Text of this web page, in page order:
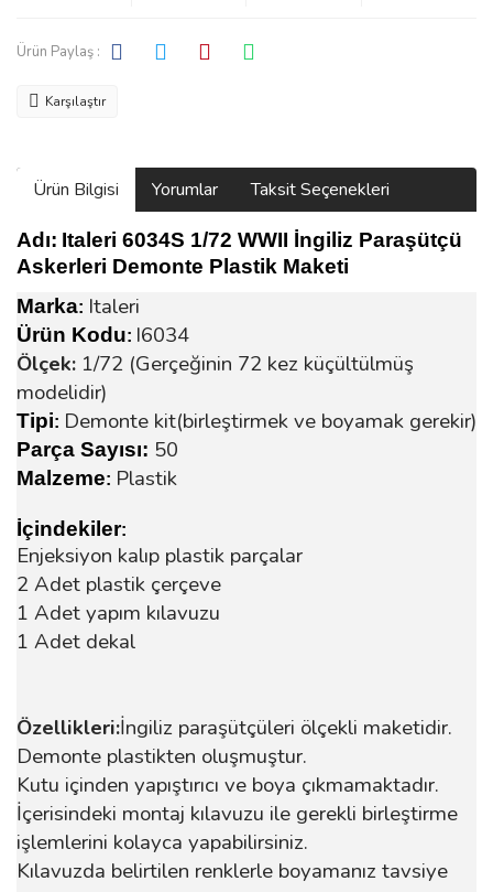
Ürün Paylaş :
Karşılaştır
Ürün Bilgisi Yorumlar Taksit Seçenekleri
Adı: Italeri 6034S 1/72 WWII İngiliz Paraşütçü
Askerleri Demonte Plastik Maketi
Marka: Italeri
Ürün Kodu: I6034
Ölçek: 1/72 (Gerçeğinin 72 kez küçültülmüş
modelidir)
Tipi: Demonte kit(birleştirmek ve boyamak gerekir)
Parça Sayısı: 50
Malzeme: Plastik
İçindekiler:
Enjeksiyon kalıp plastik parçalar
2 Adet plastik çerçeve
1 Adet yapım kılavuzu
1 Adet dekal
Özellikleri:İngiliz paraşütçüleri ölçekli maketidir.
Demonte plastikten oluşmuştur.
Kutu içinden yapıştırıcı ve boya çıkmamaktadır.
İçerisindeki montaj kılavuzu ile gerekli birleştirme
işlemlerini kolayca yapabilirsiniz.
Kılavuzda belirtilen renklerle boyamanız tavsiye